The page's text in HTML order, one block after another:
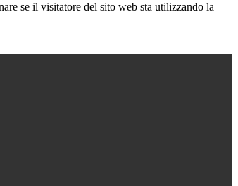
se il visitatore del sito web sta utilizzando la